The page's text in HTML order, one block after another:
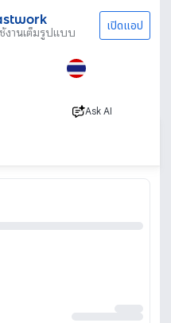
งานเต็มรูปแบบ เปิดแอป
Ask AI
ญบ้าน บริษัทจัด